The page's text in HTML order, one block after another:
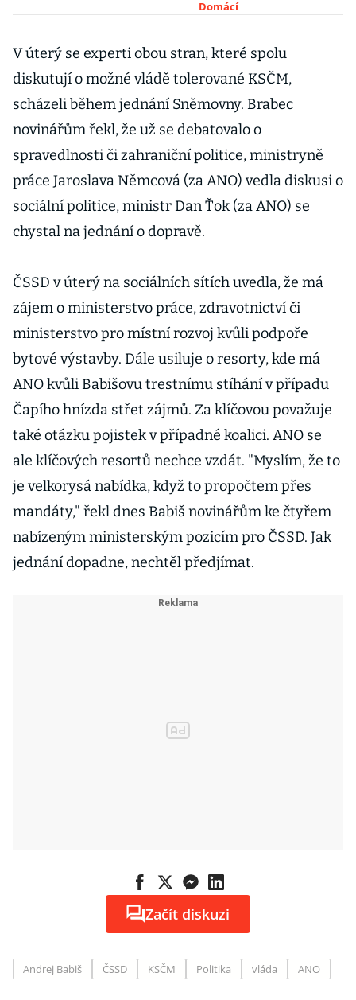
a ČSSD
Domácí
V úterý se experti obou stran, které spolu
diskutují o možné vládě tolerované KSČM,
scházeli během jednání Sněmovny. Brabec
novinářům řekl, že už se debatovalo o
spravedlnosti či zahraniční politice, ministryně
práce Jaroslava Němcová (za ANO) vedla diskusi o
sociální politice, ministr Dan Ťok (za ANO) se
chystal na jednání o dopravě.
ČSSD v úterý na sociálních sítích uvedla, že má
zájem o ministerstvo práce, zdravotnictví či
ministerstvo pro místní rozvoj kvůli podpoře
bytové výstavby. Dále usiluje o resorty, kde má
ANO kvůli Babišovu trestnímu stíhání v případu
Čapího hnízda střet zájmů. Za klíčovou považuje
také otázku pojistek v případné koalici. ANO se
ale klíčových resortů nechce vzdát. "Myslím, že to
je velkorysá nabídka, když to propočtem přes
mandáty," řekl dnes Babiš novinářům ke čtyřem
nabízeným ministerským pozicím pro ČSSD. Jak
jednání dopadne, nechtěl předjímat.
Začít diskuzi
Andrej Babiš ČSSD KSČM Politika vláda ANO